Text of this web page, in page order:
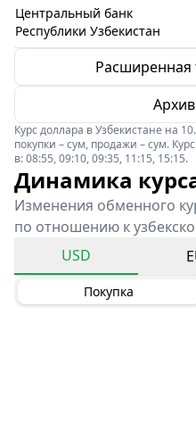
Центральный банк
Республики Узбекистан
Расширенная
Курс доллара в Узбекистане на
покупки – сум, продажи – сум.
в: 08:55, 09:10, 09:35, 11:15, 15:15.
Динамика
Изменения обменного
по отношению к
USD
Покупка